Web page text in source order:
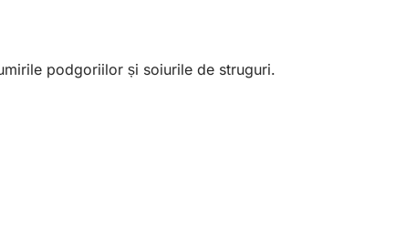
podgoriilor și soiurile de struguri.